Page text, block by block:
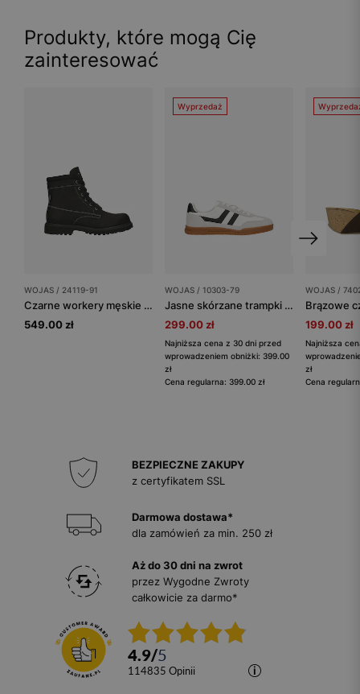
Produkty, które mogą Cię
zainteresować
WOJAS / 24119-91
Czarne workery męskie z kontrastowym przeszyciem
549.00 zł
Wyprzedaż
WOJAS / 10303-79
Jasne skórzane trampki męskie z kontrastowymi wstawkami
299.00 zł
Najniższa cena z 30 dni przed
wprowadzeniem obniżki: 399.00
zł
Cena regularna: 399.00 zł
WOJAS /
199.00 zł
Najniższa
zł
Cena
BEZPIECZNE ZAKUPY
z certyfikatem SSL
Darmowa dostawa*
dla zamówień za min. 250 zł
Aż do 30 dni na zwrot
przez Wygodne Zwroty
całkowicie za darmo*
4.9/5
114835 opinii